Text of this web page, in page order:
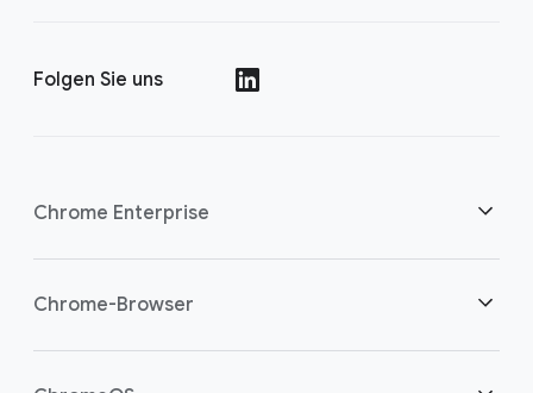
Folgen Sie uns
Chrome Enterprise
Sicherheit
Chrome-Browser
Übersicht